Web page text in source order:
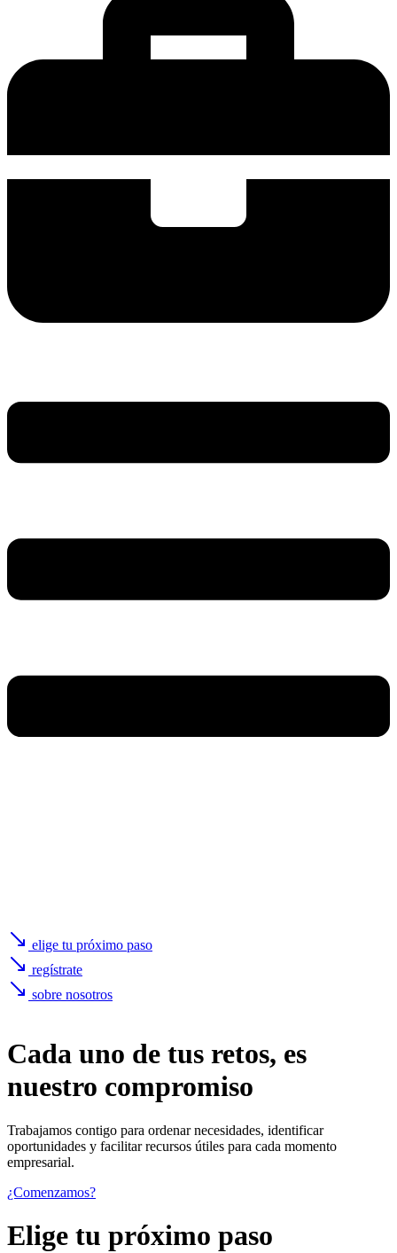
elige tu próximo paso
regístrate
sobre nosotros
Cada uno de tus retos, es
nuestro compromiso
Trabajamos contigo para ordenar necesidades, identificar
oportunidades y facilitar recursos útiles para cada momento
empresarial.
¿Comenzamos?
Elige tu próximo paso